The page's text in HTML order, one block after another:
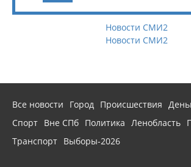
Новости СМИ2
Новости СМИ2
Все новости Город Происшествия
Спорт Вне СПб Политика Ленобласть
Транспорт Выборы-2026